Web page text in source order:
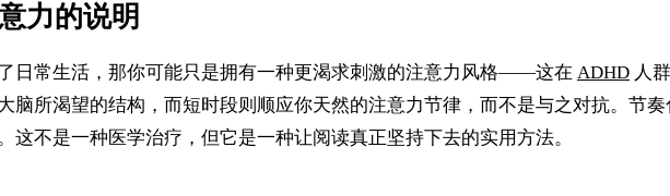
力的说明
日常生活，那你可能只是拥有一种更渴求刺激的注意力风格——这在 ADHD 人
脑所渴望的结构，而短时段则顺应你天然的注意力节律，而不是与之对抗。节
这不是一种医学治疗，但它是一种让阅读真正坚持下去的实用方法。